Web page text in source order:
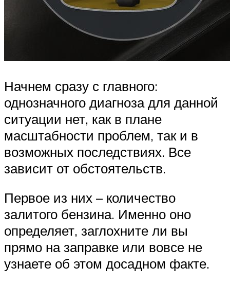
Начнем сразу с главного:
однозначного диагноза для данной
ситуации нет, как в плане
масштабности проблем, так и в
возможных последствиях. Все
зависит от обстоятельств.
Первое из них – количество
залитого бензина. Именно оно
определяет, заглохните ли вы
прямо на заправке или вовсе не
узнаете об этом досадном факте.